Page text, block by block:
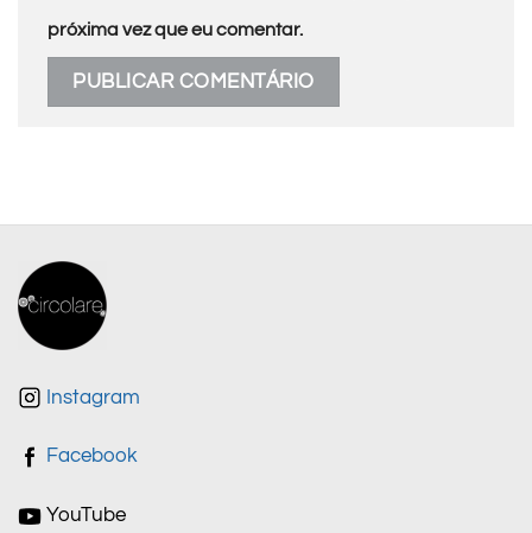
próxima vez que eu comentar.
Instagram
Facebook
YouTube